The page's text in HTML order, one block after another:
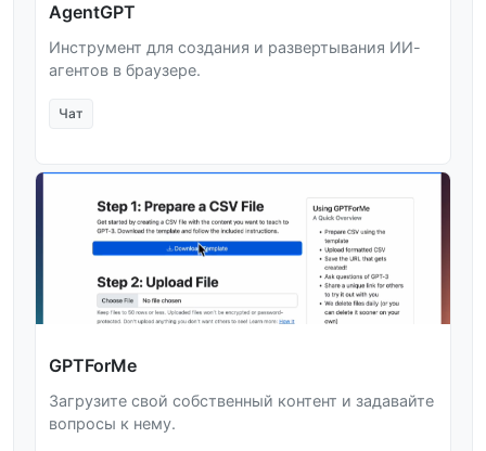
AgentGPT
Инструмент для создания и развертывания ИИ-
агентов в браузере.
Чат
GPTForMe
Загрузите свой собственный контент и задавайте
вопросы к нему.